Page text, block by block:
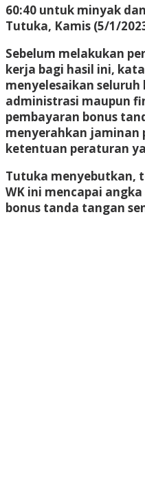
60:40 untuk minyak
Tutuka, Kamis (5/1/
Sebelum melakukan
kerja bagi hasil ini,
menyelesaikan
administrasi maupun
pembayaran bonus
menyerahkan jaminan
ketentuan peraturan
Tutuka menyebutkan,
WK ini mencapai
bonus tanda tangan